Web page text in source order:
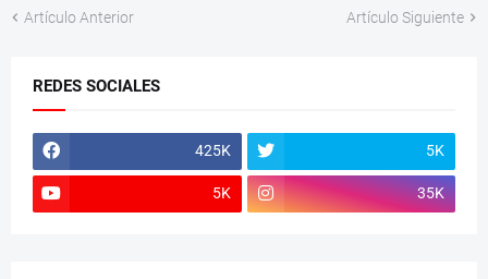
Artículo Anterior Artículo Siguiente
REDES SOCIALES
425K 5K
5K 35K